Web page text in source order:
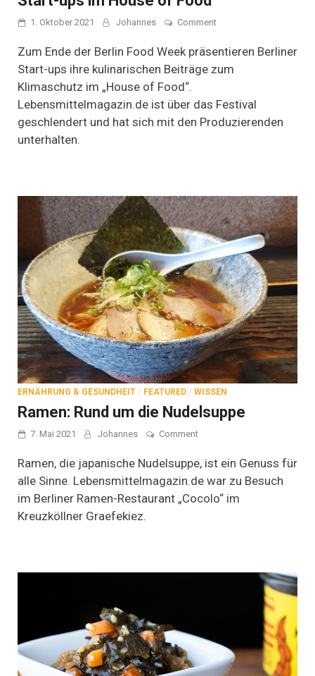
1. Oktober 2021 Johannes Commenton
dem
–
Start-
ups
im
Zum Ende der Berlin Food Week präsentieren Berliner
Start-ups ihre kulinarischen Beiträge zum
Klimaschutz im „House of Food“.
Lebensmittelmagazin.de ist über das Festival
geschlendert und hat sich mit den Produzierenden
unterhalten.
ERNÄHRUNG & GESUNDHEIT / FEATURED / WISSEN
Ramen: Rund um die Nudelsuppe
7. Mai 2021 Johannes Commenton
Rund
um
die
Nudelsuppe
Ramen, die japanische Nudelsuppe, ist ein Genuss für
alle Sinne. Lebensmittelmagazin.de war zu Besuch
im Berliner Ramen-Restaurant „Cocolo“ im
Kreuzköllner Graefekiez.